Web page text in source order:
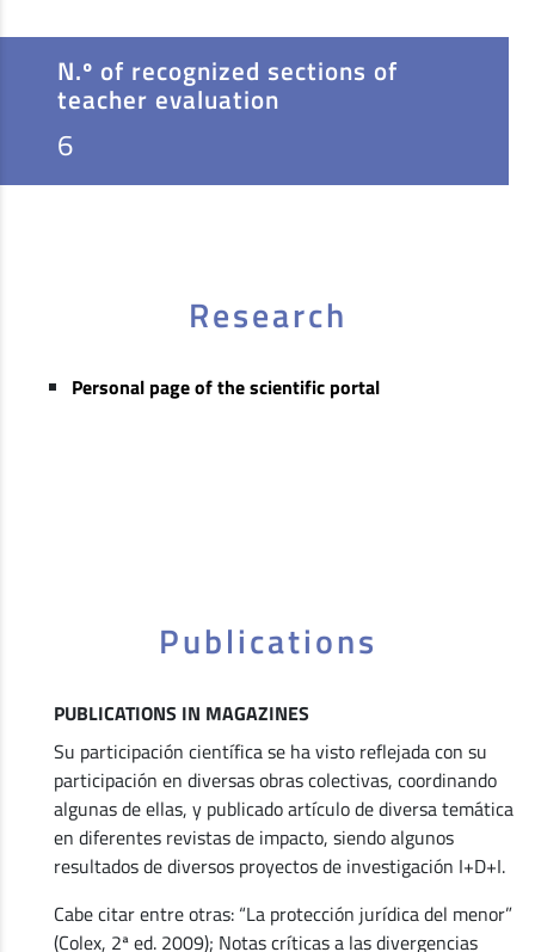
N.º of recognized sections of
teacher evaluation
6
Research
Personal page of the scientific portal
Publications
PUBLICATIONS IN MAGAZINES
Su participación científica se ha visto reflejada con su
participación en diversas obras colectivas, coordinando
algunas de ellas, y publicado artículo de diversa temática
en diferentes revistas de impacto, siendo algunos
resultados de diversos proyectos de investigación I+D+I.
Cabe citar entre otras: “La protección jurídica del menor”
(Colex, 2ª ed. 2009); Notas críticas a las divergencias